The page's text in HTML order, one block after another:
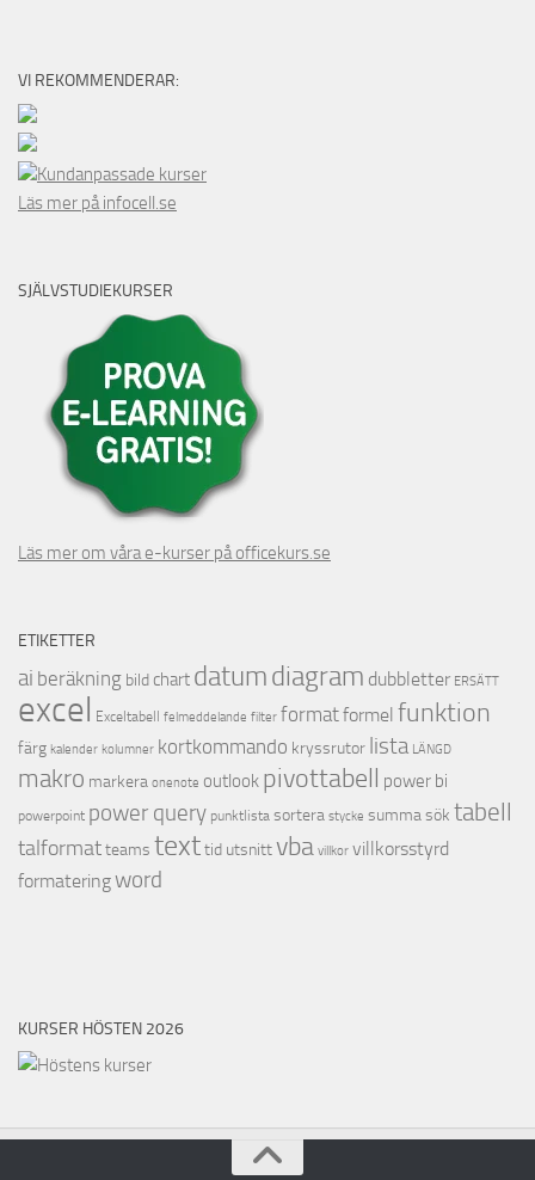
VI REKOMMENDERAR:
Kundanpassade kurser
Läs mer på infocell.se
SJÄLVSTUDIEKURSER
Läs mer om våra e-kurser på officekurs.se
ETIKETTER
ai beräkning bild chart datumdiagram dubbletter ERSÄTT
excel Exceltabell felmeddelande filter formatformel funktion
färg kalender kolumner kortkommando kryssrutor lista LÄNGD
makro markera onenote outlook pivottabell power bi
powerpoint power query punktlista sortera stycke summasök tabell
talformatteams texttid utsnittvba villkor villkorsstyrd
formateringword
KURSER HÖSTEN 2026